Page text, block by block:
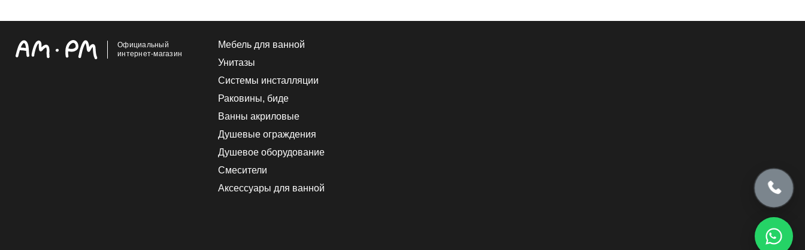
Официальный
интернет-магазин
Мебель для ванной
Унитазы
Системы инсталляции
Раковины, биде
Ванны акриловые
Душевые ограждения
Душевое оборудование
Смесители
Аксессуары для ванной